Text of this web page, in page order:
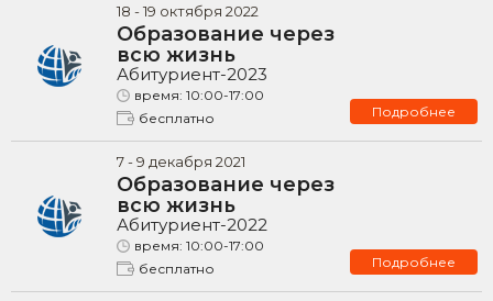
18 -19 октября 2022
Образование через
всю жизнь
Абитуриент-2023
время: 10:00-17:00
бесплатно
Подробнее
7-9 декабря 2021
Образование через
всю жизнь
Абитуриент-2022
время: 10:00-17:00
бесплатно
Подробнее